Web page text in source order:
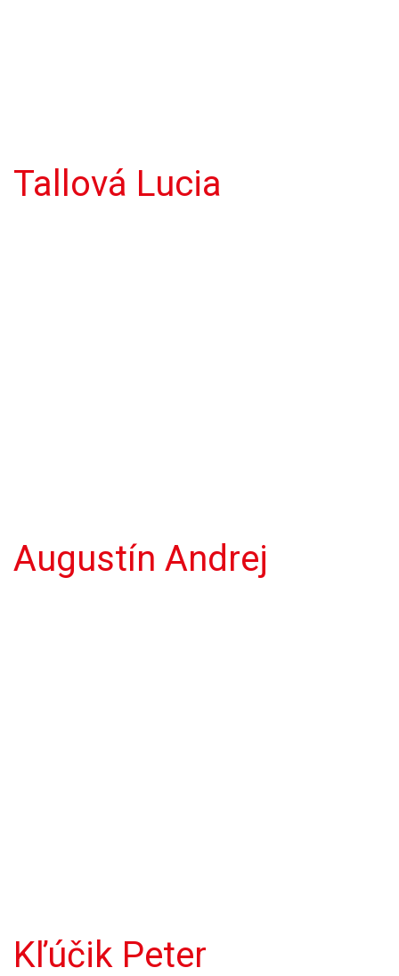
Tallová Lucia
Augustín Andrej
Kľúčik Peter